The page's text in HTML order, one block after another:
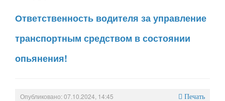
Ответственность водителя за управление
транспортным средством в состоянии
опьянения!
Опубликовано: 07.10.2024, 14:45 Печать